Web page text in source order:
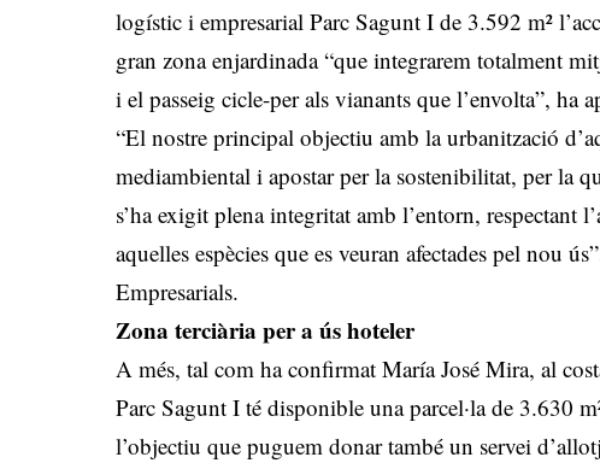
logístic i empresarial Parc Sagunt I de 3.592 m²
gran zona enjardinada “que integrarem totalment
i el passeig cicle-per als vianants que l’envolta”, ha
“El nostre principal objectiu amb la urbanització
mediambiental i apostar per la sostenibilitat, per la
s’ha exigit plena integritat amb l’entorn, respectant
aquelles espècies que es veuran afectades pel nou
Empresarials.
Zona terciària per a ús hoteler
A més, tal com ha confirmat María José Mira, al
Parc Sagunt I té disponible una parcel·la de 3.630
l’objectiu que puguem donar també un servei